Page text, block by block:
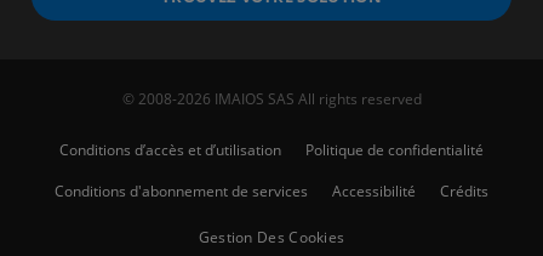
© 2008-2026 IMAIOS SAS All rights reserved
Conditions d’accès et d’utilisation
Politique de confidentialité
Conditions d'abonnement de services
Accessibilité Crédits
Gestion Des Cookies